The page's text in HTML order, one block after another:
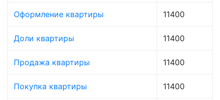
Оформление квартиры 11400
Доли квартиры 11400
Продажа квартиры 11400
Покупка квартиры 11400